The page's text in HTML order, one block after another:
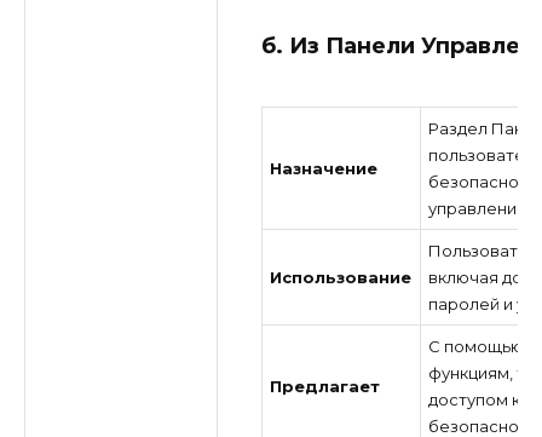
б. Из Панели
Назначение
Раздел
управление
Использование
включая
паролей и
Предлагает
С помощью
функциям,
доступом к